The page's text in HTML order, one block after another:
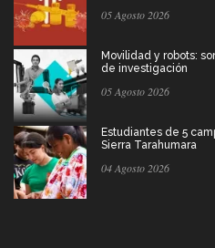
05 Agosto 2026
Movilidad y robots:
de investigación
05 Agosto 2026
Estudiantes de 5
Sierra Tarahumara
04 Agosto 2026